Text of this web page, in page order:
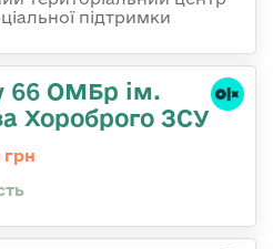
підтримки
66 ОМБр ім.
Хороброго ЗСУ
грн